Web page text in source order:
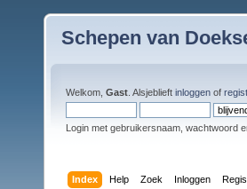
Schepen van
Welkom, Gast . Alsjeblieft inloggen of
Login met gebruikersnaam, wachtwoord
Index Help Zoek Inloggen